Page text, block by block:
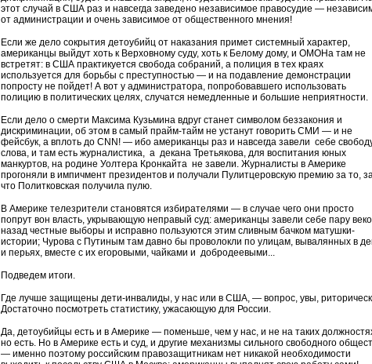
этот случай в США раз и навсегда заведено независимое правосудие —
от администрации и очень зависимое от общественного мнения!
Если же дело сокрытия детоубийц от наказания примет системный характер,
американцы выйдут хоть к Верховному суду, хоть к Белому дому, и ОМОНа там не
встретят: в США практикуется свобода собраний, а полиция в тех краях
используется для борьбы с преступностью — и на подавление демонстрации
попросту не пойдет! А вот у администратора, попробовавшего использовать
полицию в политических целях, случатся немедленные и большие неприятности.
Если дело о смерти Максима Кузьмина вдруг станет символом беззакония и
дискриминации, об этом в самый прайм-тайм не устанут говорить СМИ — и не
фейсбук, а вплоть до CNN! — ибо американцы раз и навсегда завели себе
слова, и там есть журналистика, а декана Третьякова, для воспитания юных
манкуртов, на родине Уолтера Кронкайта не завели. Журналисты в Америке
прогоняли в импичмент президентов и получали Пулитцеровскую премию за то,
что Политковская получила пулю.
В Америке телезрители становятся избирателями — в случае чего они просто
попрут вон власть, укрывающую неправый суд: американцы завели себе пару
назад честные выборы и исправно пользуются этим сливным бачком матушки-
истории; Чурова с Путиным там давно бы проволокли по улицам, вывалянных в
и перьях, вместе с их егоровыми, чайками и добродеевыми...
Подведем итоги.
Где лучше защищены дети-инвалиды, у нас или в США, — вопрос, увы,
Достаточно посмотреть статистику, ужасающую для России.
Да, детоубийцы есть и в Америке — поменьше, чем у нас, и не на таких
но есть. Но в Америке есть и суд, и другие механизмы сильного свободного
— именно поэтому российским правозащитникам нет никакой необходимости